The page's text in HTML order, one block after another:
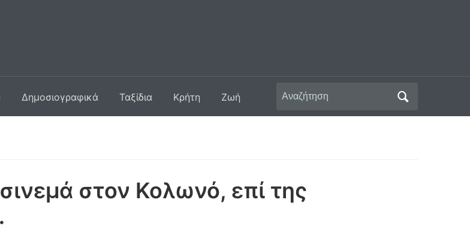
Δημοσιογραφικά Ταξίδια Κρήτη Ζωή
Αναζήτηση
στον Κολωνό, επί της